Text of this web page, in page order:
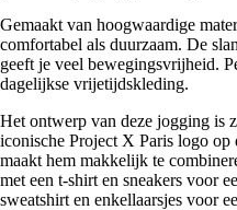
Gemaakt van hoogwaardige
comfortabel als duurzaam. De
geeft je veel bewegingsvrijheid.
dagelijkse vrijetijdskleding.
Het ontwerp van deze jogging is
iconische Project X Paris logo
maakt hem makkelijk te
met een t-shirt en sneakers voor
sweatshirt en enkellaarsjes voor